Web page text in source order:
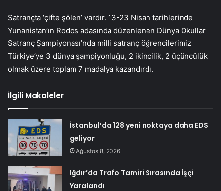
Satrançta ‘çifte şölen’ vardır. 13-23 Nisan tarihlerinde
Yunanistan’ın Rodos adasında düzenlenen Dünya Okullar
Satranç Şampiyonası’nda milli satranç öğrencilerimiz
Türkiye’ye 3 dünya şampiyonluğu, 2 ikincilik, 2 üçüncülük
olmak üzere toplam 7 madalya kazandırdı.
İlgili Makaleler
İstanbul’da 128 yeni noktaya daha EDS
geliyor
Ağustos 8, 2026
Iğdır’da Trafo Tamiri Sırasında İşçi
Yaralandı